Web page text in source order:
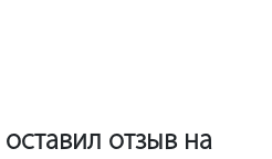
отзыв на